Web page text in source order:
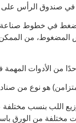
في صندوق الرأس على
في خطوط صناعة
المضغوط، من
من الأدوات المهمة
هو نوع من
اللب بنسب
من الورق